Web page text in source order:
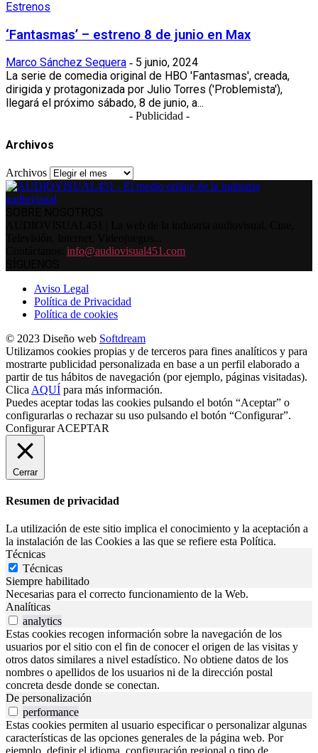
Estrenos
‘Fantasmas’ – estreno 8 de junio en Max
Marco Sánchez Sequera - 5 junio, 2024
La serie de comedia original de HBO 'Fantasmas', creada,
dirigida y protagonizada por Julio Torres ('Problemista'),
llegará el próximo sábado, 8 de junio, a...
- Publicidad -
Archivos
Archivos
info@audiovisual451.com
Aviso Legal
Política de Privacidad
Política de cookies
© 2023 Diseño web Softdream
Utilizamos cookies propias y de terceros para fines analíticos y para
mostrarte publicidad personalizada en base a un perfil elaborado a
partir de tus hábitos de navegación (por ejemplo, páginas visitadas).
Clica AQUÍ para más información.
Puedes aceptar todas las cookies pulsando el botón “Aceptar” o
configurarlas o rechazar su uso pulsando el botón “Configurar”.
Configurar ACEPTAR
Cerrar
Resumen de privacidad
La utilización de este sitio implica el conocimiento y la aceptación a
la instalación de las Cookies a las que se refiere esta Política.
Técnicas
Técnicas
Siempre habilitado
Necesarias para el correcto funcionamiento de la Web.
Analíticas
analytics
Estas cookies recogen información sobre la navegación de los
usuarios por el sitio con el fin de conocer el origen de las visitas y
otros datos similares a nivel estadístico. No obtiene datos de los
nombres o apellidos de los usuarios ni de la dirección postal
concreta desde donde se conectan.
De personalización
performance
Estas cookies permiten al usuario especificar o personalizar algunas
características de las opciones generales de la página web. Por